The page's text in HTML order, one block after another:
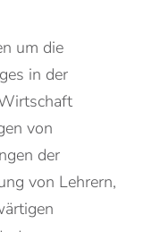
um die
in der
von
der
von Lehrern,